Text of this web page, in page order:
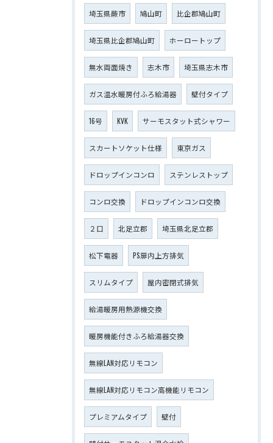
埼玉県蕨市 鳩山町 比企郡鳩山町
埼玉県比企郡鳩山町 ホーロートップ
無水両面焼き 志木市 埼玉県志木市
ガス温水暖房付ふろ給湯器 壁付タイプ
16号 KVK サーモスタット式シャワー
スカートソケット仕様 東京ガス
ドロップインコンロ ステンレストップ
コンロ交換 ドロップインコンロ交換
２口 北足立郡 埼玉県北足立郡
松下電器 PS扉内上方排気
スリムタイプ 屋内密閉式排気
給湯暖房用熱源機交換
暖房機能付きふろ給湯器交換
無線LAN対応リモコン
無線LAN対応リモコン高機能リモコン
プレミアムタイプ 壁付